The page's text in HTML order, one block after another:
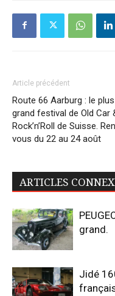
Article précédent
Route 66 Aarburg : le plus
grand festival de Old Car
Rock’n’Roll de Suisse.
vous du 22 au 24 août
ARTICLES
grand.
Jidé